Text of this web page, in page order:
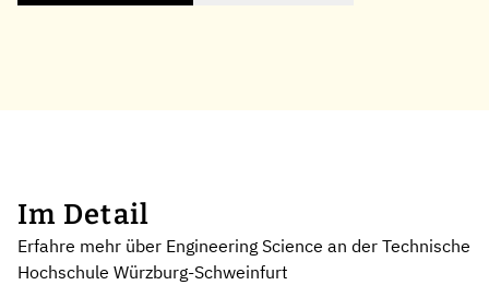
Im Detail
Erfahre mehr über Engineering Science an der Technische
Hochschule Würzburg-Schweinfurt